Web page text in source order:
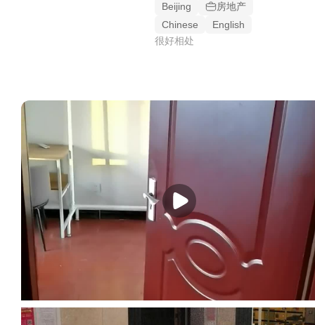
Beijing
房地产
Chinese
English
很好相处